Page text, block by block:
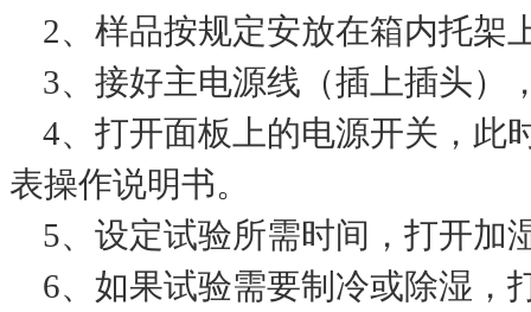
2、样品按规定安放在箱内托架
3、接好主电源线（插上插头）
4、打开面板上的电源开关，此
表操作说明书。
5、设定试验所需时间，打开加
6、如果试验需要制冷或除湿，